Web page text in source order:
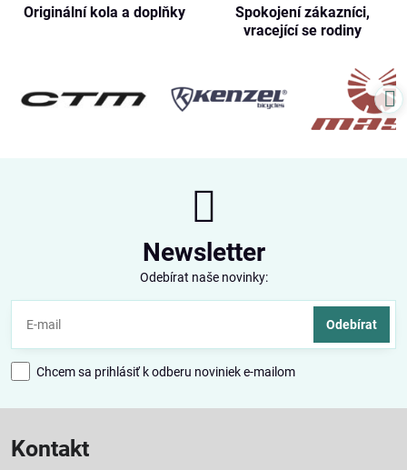
Originální kola a doplňky
Spokojení zákazníci,
vracející se rodiny
Newsletter
Odebírat naše novinky:
Odebírat
Chcem sa prihlásiť k odberu noviniek e-mailom
Kontakt